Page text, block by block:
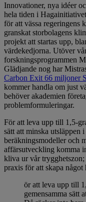
Innovationer, nya idéer
hela tiden i
för att vässa regeringens
granskat storbolagens
projekt att startas upp,
värdekedjorna. Utöver
forskningsprogrammen
Glädjande nog har
Carbon Exit 66 miljoner
kommer handla om just
behöver akademien
problemformuleringar.
För att leva upp till 1,5-
sätt att minska utsläppen
beräkningsmodeller och
affärsutveckling komma
kliva ur vår
praxis för att skapa något
ör att leva upp till
gemensamma sätt